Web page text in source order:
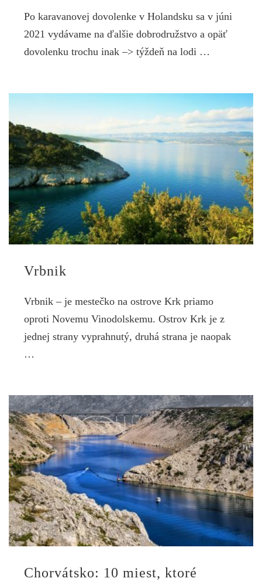
Po karavanovej dovolenke v Holandsku sa v júni
2021 vydávame na ďalšie dobrodružstvo a opäť
dovolenku trochu inak –> týždeň na lodi …
Vrbnik
Vrbnik – je mestečko na ostrove Krk priamo
oproti Novemu Vinodolskemu. Ostrov Krk je z
jednej strany vyprahnutý, druhá strana je naopak
…
Chorvátsko: 10 miest, ktoré